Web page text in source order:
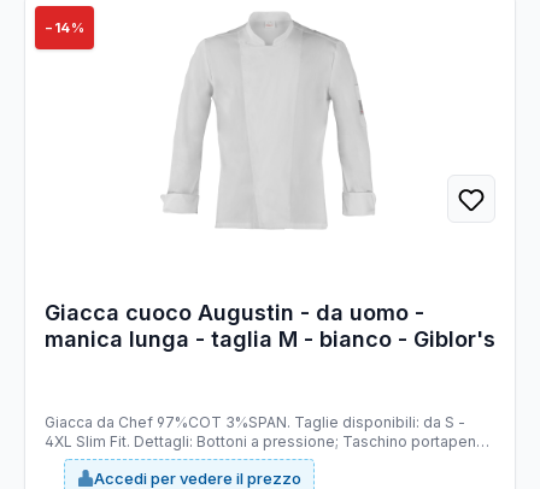
−14%
Giacca cuoco Augustin - da uomo -
manica lunga - taglia M - bianco - Giblor's
Giacca da Chef 97%COT 3%SPAN. Taglie disponibili: da S -
4XL Slim Fit. Dettagli: Bottoni a pressione; Taschino portapenne
sulla manica.
Accedi per vedere il prezzo